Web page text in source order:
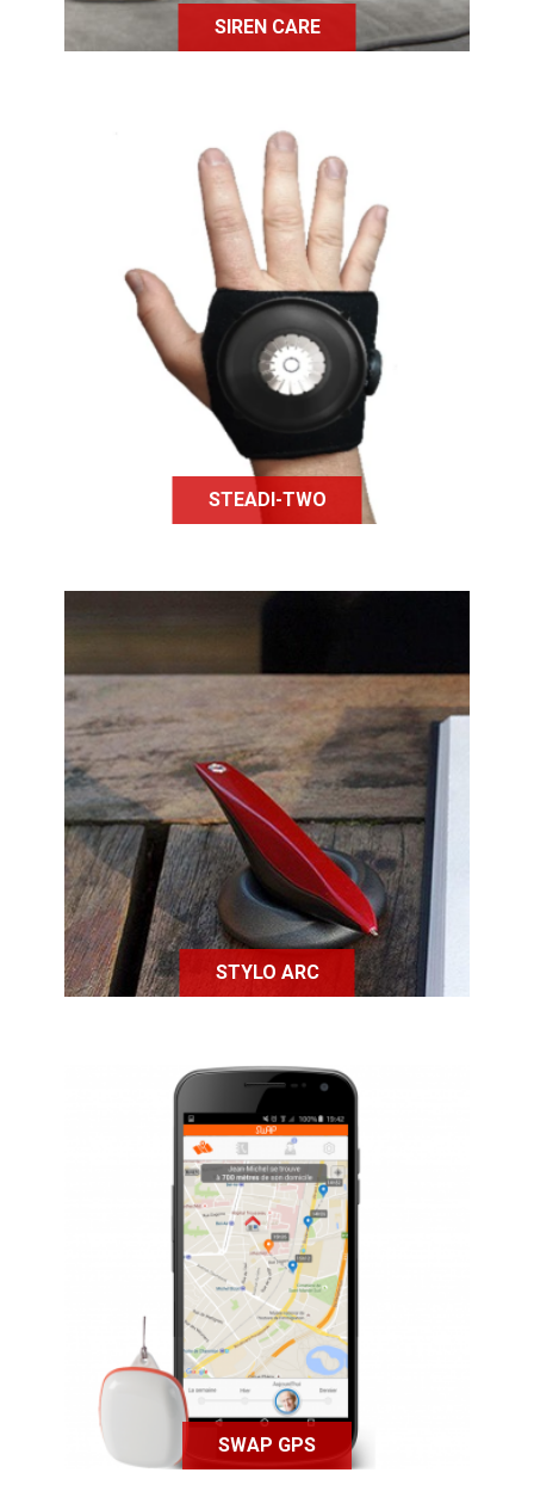
SIREN CARE
STEADI-TWO
Un gant permettant de compenser
les tremblements, c'est Steadi-Two :
un dispositif composé d'aimants !
STYLO ARC
Le stylo ARC a été conçu pour aider
les personnes souffrant de
Parkinson afin de leur permettre
d'écrire de manière lisible.
SWAP GPS
Swap Assistance est une application
qui vise à garantir la sécurité des
personnes atteintes de la maladie
d'Alzheimer.